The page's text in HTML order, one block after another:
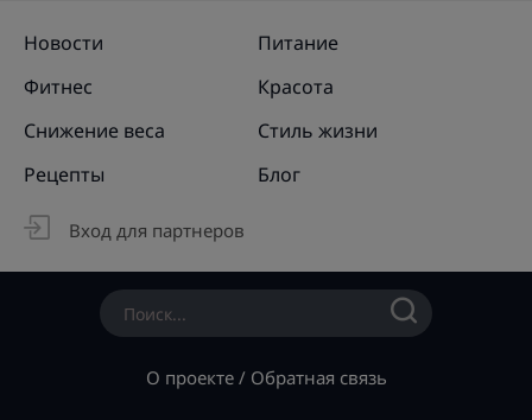
Новости
Питание
Фитнес
Красота
Снижение веса
Стиль жизни
Рецепты
Блог
Вход для партнеров
О проекте/ Обратная связь